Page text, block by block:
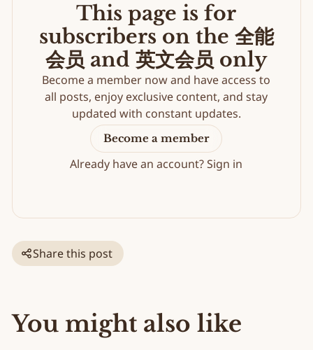
This page is for
subscribers on the 全能
会员 and 英文会员 only
Become a member now and have access to
all posts, enjoy exclusive content, and stay
updated with constant updates.
Become a member
Already have an account?Sign in
Share this post
You might also like